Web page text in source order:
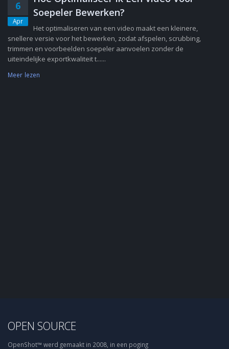
6
Apr
Soepeler Bewerken?
Het optimaliseren van een video maakt een kleinere,
snellere versie voor het bewerken, zodat afspelen, scrubbing,
trimmen en voorbeelden soepeler aanvoelen zonder de
uiteindelijke exportkwaliteit t......
Meer lezen
OPEN SOURCE
OpenShot™ werd gemaakt in 2008, in een poging